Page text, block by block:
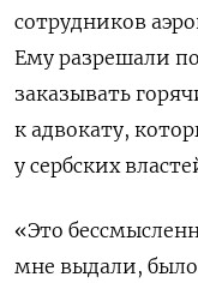
сотрудников
Ему разрешали
заказывать
к адвокату,
у сербских
«Это
мне выдали,